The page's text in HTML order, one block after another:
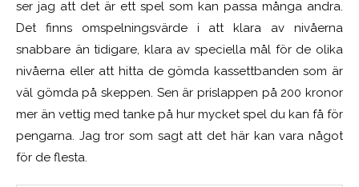
ser jag att det är ett spel som kan passa många andra.
Det finns omspelningsvärde i att klara av nivåerna
snabbare än tidigare, klara av speciella mål för de olika
nivåerna eller att hitta de gömda kassettbanden som är
väl gömda på skeppen. Sen är prislappen på 200 kronor
mer än vettig med tanke på hur mycket spel du kan få för
pengarna. Jag tror som sagt att det här kan vara något
för de flesta.